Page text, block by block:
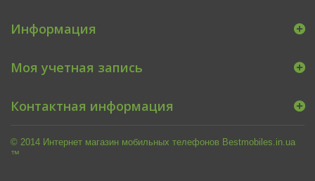
Информация
© 2014 Интернет магазин мобильных телефонов Bestmobiles.in.ua
™
Моя учетная запись
Контактная информация